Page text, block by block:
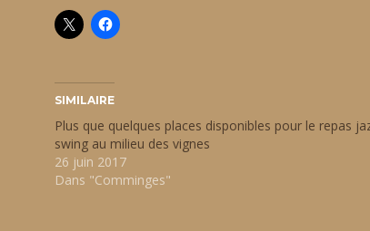
SIMILAIRE
Plus que quelques places disponibles pour le repas
swing au milieu des vignes
26 juin 2017
Dans "Comminges"